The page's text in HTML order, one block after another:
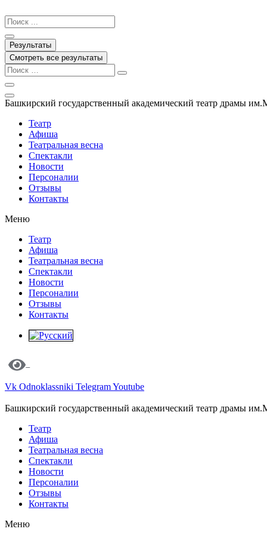
к
содержимому
Search
...
Результаты
Смотреть все результаты
Башкирский государственный академический театр драмы
Театр
Афиша
Театральная весна
Спектакли
Новости
Персоналии
Отзывы
Контакты
Меню
Театр
Афиша
Театральная весна
Спектакли
Новости
Персоналии
Отзывы
Контакты
Vk Odnoklassniki TelegramYoutube
Башкирский государственный академический театр драмы
Театр
Афиша
Театральная весна
Спектакли
Новости
Персоналии
Отзывы
Контакты
Меню